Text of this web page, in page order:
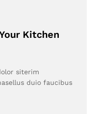
Kitchen
siterim
duio faucibus